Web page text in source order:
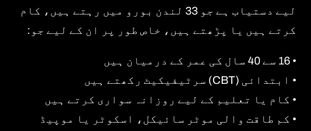
لیے دستیاب ہے جو 33 لندن بورو میں رہتے ہیں، کام
کرتے ہیں یا پڑھتے ہیں، خاص طور پر ان کے لیے جو:
• 16 سے 40 سال کی عمر کے درمیان ہیں
• ابتدائی (CBT) سرٹیفیکیٹ رکھتے ہیں
• کام یا تعلیم کے لیے روزانہ سواری کرتے ہیں
• کم طاقت والی موٹر سائیکل، اسکوٹر یا موپیڈ